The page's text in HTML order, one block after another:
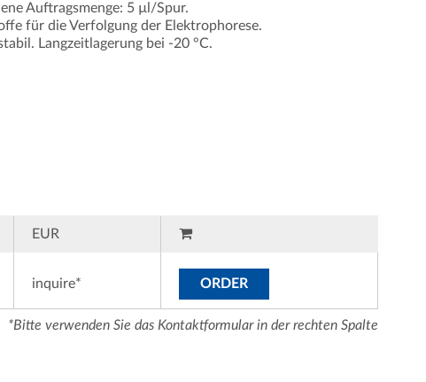
Auftragsmenge: 5 µl/Spur.
für die Verfolgung der Elektrophorese.
Langzeitlagerung bei -20 °C.
EUR
inquire* ORDER
*Bitte verwenden Sie das Kontaktformular in der rechten Spalte